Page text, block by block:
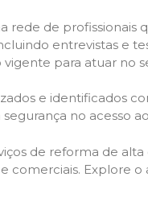
rede de profissionais
entrevistas e
vigente para atuar no
e identificados
no acesso
de reforma de
comerciais. Explore